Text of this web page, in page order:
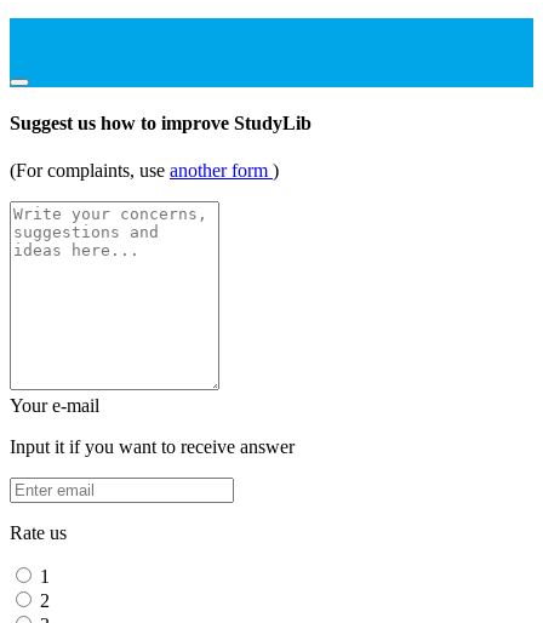
Suggest us how to improve StudyLib
(For complaints, use another form )
Your e-mail
Input it if you want to receive answer
Rate us
1
2